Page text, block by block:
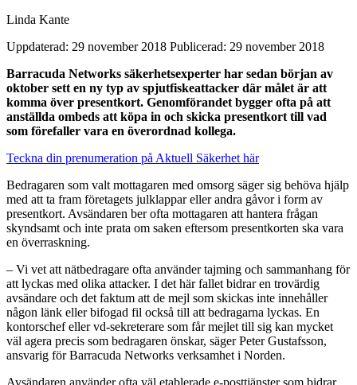
Linda Kante
Uppdaterad: 29 november 2018 Publicerad: 29 november 2018
Barracuda Networks säkerhetsexperter har sedan början av
oktober sett en ny typ av spjutfiskeattacker där målet är att
komma över presentkort. Genomförandet bygger ofta på att
anställda ombeds att köpa in och skicka presentkort till vad
som förefaller vara en överordnad kollega.
Teckna din prenumeration på Aktuell Säkerhet här
Bedragaren som valt mottagaren med omsorg säger sig behöva hjälp
med att ta fram företagets julklappar eller andra gåvor i form av
presentkort. Avsändaren ber ofta mottagaren att hantera frågan
skyndsamt och inte prata om saken eftersom presentkorten ska vara
en överraskning.
– Vi vet att nätbedragare ofta använder tajming och sammanhang för
att lyckas med olika attacker. I det här fallet bidrar en trovärdig
avsändare och det faktum att de mejl som skickas inte innehåller
någon länk eller bifogad fil också till att bedragarna lyckas. En
kontorschef eller vd-sekreterare som får mejlet till sig kan mycket
väl agera precis som bedragaren önskar, säger Peter Gustafsson,
ansvarig för Barracuda Networks verksamhet i Norden.
Avsändaren använder ofta väl etablerade e-posttjänster som bidrar